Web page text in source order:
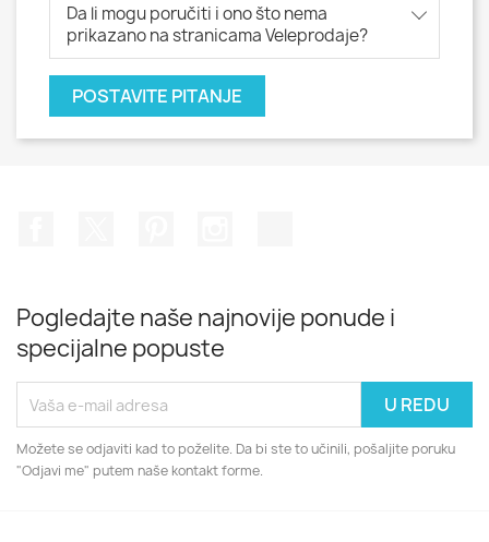
Da li mogu poručiti i ono što nema
prikazano na stranicama Veleprodaje?
POSTAVITE PITANJE
Pogledajte naše najnovije ponude i
specijalne popuste
Možete se odjaviti kad to poželite. Da bi ste to učinili, pošaljite poruku
"Odjavi me" putem naše kontakt forme.